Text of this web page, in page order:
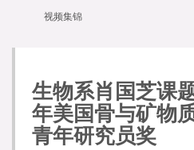
视频集锦
生物系肖国芝课
年美国骨与矿物
青年研究员奖